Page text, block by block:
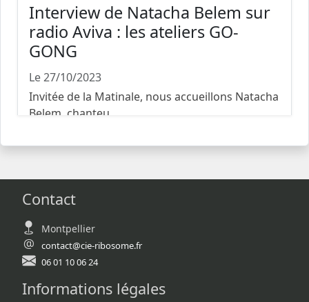
Interview de Natacha Belem sur
radio Aviva : les ateliers GO-
GONG
Le 27/10/2023
Invitée de la Matinale, nous accueillons Natacha
Belem, chanteu...
Contact
Montpellier
contact@cie-ribosome.fr
06 01 10 06 24
Informations légales